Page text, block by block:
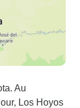
Au
Los Hoyos